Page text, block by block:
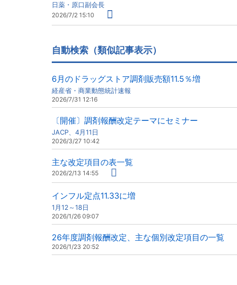
日薬・原口副会長
2026/7/2 15:10
自動検索（類似記事表示）
6月のドラッグストア調剤販売額11.5％増
経産省・商業動態統計速報
2026/7/31 12:16
〔開催〕調剤報酬改定テーマにセミナー
JACP、4月11日
2026/3/27 10:42
主な改定項目の表一覧
2026/2/13 14:55
インフル定点11.33に増
1月12～18日
2026/1/26 09:07
26年度調剤報酬改定、主な個別改定項目の一覧
2026/1/23 20:52